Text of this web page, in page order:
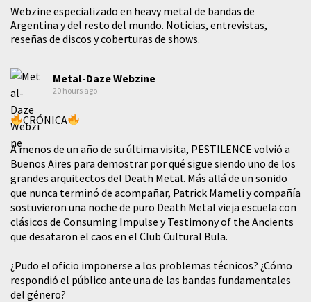
Webzine especializado en heavy metal de bandas de
Argentina y del resto del mundo. Noticias, entrevistas,
reseñas de discos y coberturas de shows.
Metal-Daze Webzine
20 hours ago
CRÓNICA
A menos de un año de su última visita, PESTILENCE volvió a
Buenos Aires para demostrar por qué sigue siendo uno de los
grandes arquitectos del Death Metal. Más allá de un sonido
que nunca terminó de acompañar, Patrick Mameli y compañía
sostuvieron una noche de puro Death Metal vieja escuela con
clásicos de Consuming Impulse y Testimony of the Ancients
que desataron el caos en el Club Cultural Bula.
¿Pudo el oficio imponerse a los problemas técnicos? ¿Cómo
respondió el público ante una de las bandas fundamentales
del género?